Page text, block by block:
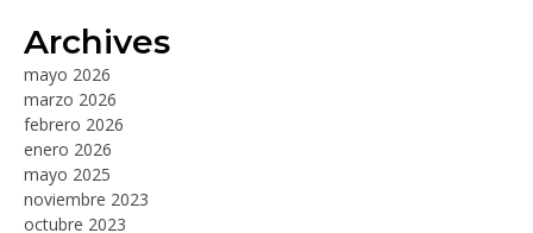
Archives
mayo 2026
marzo 2026
febrero 2026
enero 2026
mayo 2025
noviembre 2023
octubre 2023